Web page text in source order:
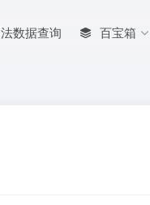
数据查询 百宝箱